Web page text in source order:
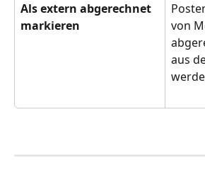
Als extern abgerechnet
markieren
von
aus